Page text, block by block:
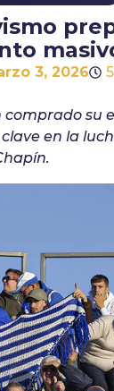
3, 2026
comprado
en la